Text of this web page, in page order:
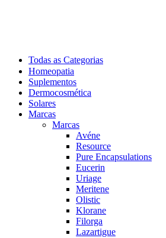
Todas as Categorias
Homeopatia
Suplementos
Dermocosmética
Solares
Marcas
Marcas
Avéne
Resource
Pure Encapsulations
Eucerin
Uriage
Meritene
Olistic
Klorane
Filorga
Lazartigue